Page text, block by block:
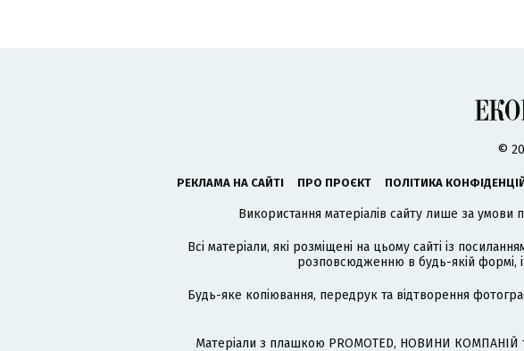
©
РЕКЛАМА НА САЙТІ ПРО ПРОЄКТ ПОЛІТИКА
Використання матеріалів сайту лише за умови
Всі матеріали, які розміщені на цьому сайті із
розповсюдженню в будь-якій формі,
Будь-яке копіювання, передрук та відтворення
Матеріали з плашкою PROMOTED, НОВИНИ КОМПАНІЙ